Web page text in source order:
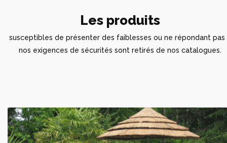
Les produits
susceptibles de présenter des faiblesses ou ne répondant pas
nos exigences de sécurités sont retirés de nos catalogues.